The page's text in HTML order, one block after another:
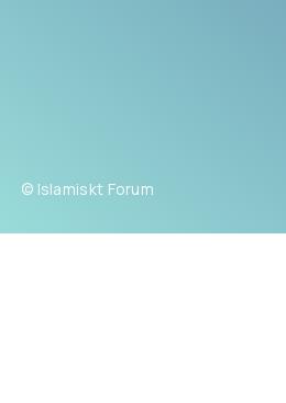
© Islamiskt Forum